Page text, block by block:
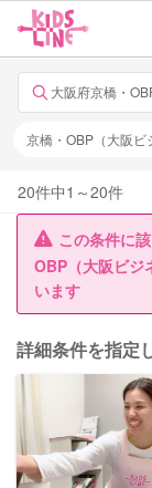
大阪府京橋・
京橋・OBP（大阪ビ
20件中1 ～20件
この条件に
OBP（大阪ビジ
います
詳細条件を指定